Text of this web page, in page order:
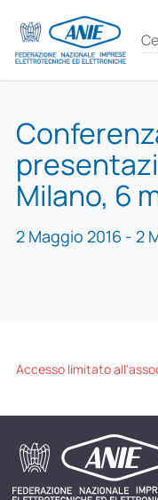
Milano, 6
2 Maggio 2016 - 2
Accesso limitato